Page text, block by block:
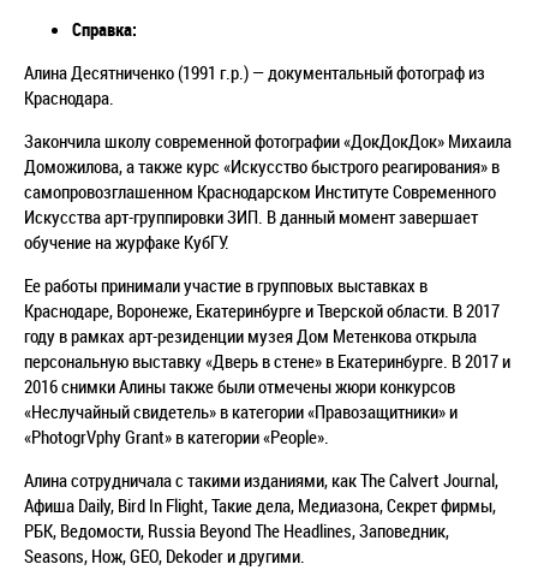
Справка:
Алина Десятниченко (1991 г.р.) — документальный фотограф из
Краснодара.
Закончила школу современной фотографии «ДокДокДок» Михаила
Доможилова, а также курс «Искусство быстрого реагирования» в
самопровозглашенном Краснодарском Институте Современного
Искусства арт-группировки ЗИП. В данный момент завершает
обучение на журфаке КубГУ.
Ее работы принимали участие в групповых выставках в
Краснодаре, Воронеже, Екатеринбурге и Тверской области. В 2017
году в рамках арт-резиденции музея Дом Метенкова открыла
персональную выставку «Дверь в стене» в Екатеринбурге. В 2017 и
2016 снимки Алины также были отмечены жюри конкурсов
«Неслучайный свидетель» в категории «Правозащитники» и
«PhotogrVphy Grant» в категории «People».
Алина сотрудничала с такими изданиями, как The Calvert Journal,
Афиша Daily, Bird In Flight, Такие дела, Медиазона, Секрет фирмы,
РБК, Ведомости, Russia Beyond The Headlines, Заповедник,
Seasons, Нож, GEO, Dekoder и другими.